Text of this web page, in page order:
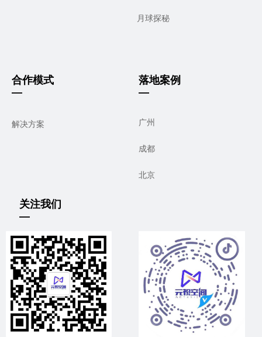
落地案例
—
广州
成都
北京
合作模式
—
解决方案
月球探秘
关注我们
—